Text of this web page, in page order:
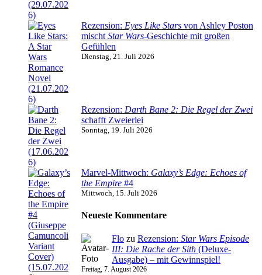
Rezension: Eyes Like Stars von Ashley Poston
mischt Star Wars-Geschichte mit großen
Gefühlen
Dienstag, 21. Juli 2026
Rezension: Darth Bane 2: Die Regel der Zwei
schafft Zweierlei
Sonntag, 19. Juli 2026
Marvel-Mittwoch: Galaxy’s Edge: Echoes of
the Empire #4
Mittwoch, 15. Juli 2026
Neueste Kommentare
Flo zu Rezension: Star Wars Episode
III: Die Rache der Sith (Deluxe-
Ausgabe) – mit Gewinnspiel!
Freitag, 7. August 2026